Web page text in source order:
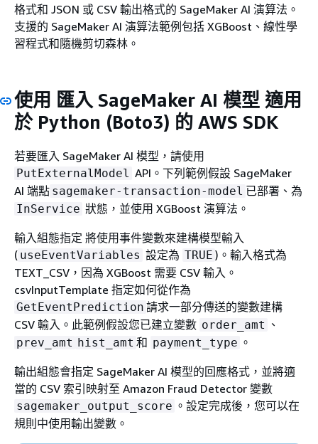
格式和 JSON 或 CSV 輸出格式的 SageMaker AI 演算法。
支援的 SageMaker AI 演算法範例包括 XGBoost、線性學
習程式和隨機剪切森林。
使用 匯入 SageMaker AI 模型 適用
於 Python (Boto3) 的 AWS SDK
若要匯入 SageMaker AI 模型，請使用
PutExternalModel API。下列範例假設 SageMaker
AI 端點 sagemaker-transaction-model 已部署、為
InService 狀態，並使用 XGBoost 演算法。
輸入組態指定 將使用事件變數來建構模型輸入
( useEventVariables 設定為 TRUE )。輸入格式為
TEXT_CSV，因為 XGBoost 需要 CSV 輸入。
csvInputTemplate 指定如何從作為
GetEventPrediction 請求一部分傳送的變數建構
CSV 輸入。此範例假設您已建立變數 order_amt 、
prev_amt hist_amt 和 payment_type 。
輸出組態會指定 SageMaker AI 模型的回應格式，並將適
當的 CSV 索引映射至 Amazon Fraud Detector 變數
sagemaker_output_score 。設定完成後，您可以在
規則中使用輸出變數。